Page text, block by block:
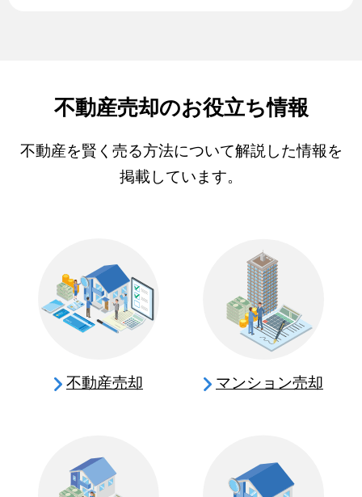
不動産売却のお役立ち情報
不動産を賢く売る方法について解説した情報を
掲載しています。
不動産売却 マンション売却